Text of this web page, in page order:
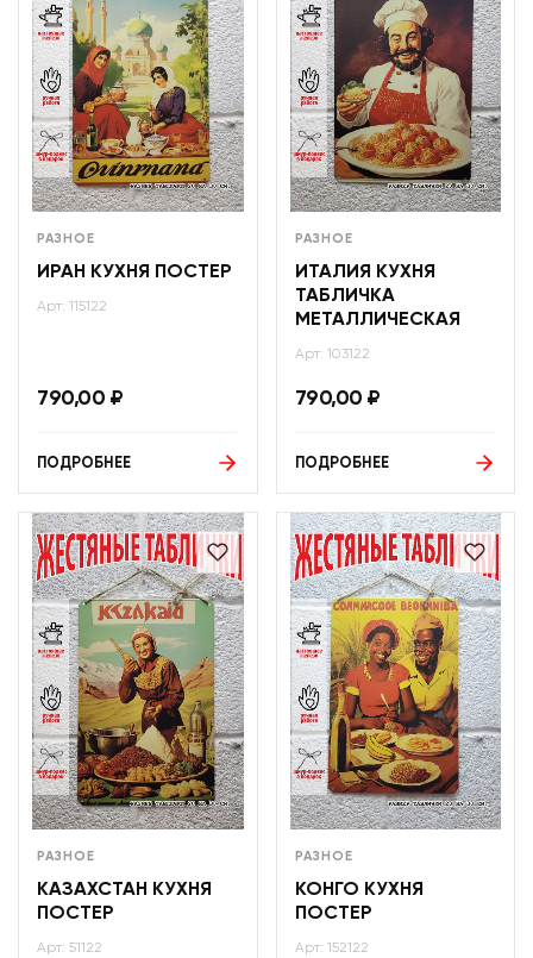
РАЗНОЕ
ИРАН КУХНЯ ПОСТЕР
Арт: 115122
790,00 ₽
ПОДРОБНЕЕ
РАЗНОЕ
ИТАЛИЯ КУХНЯ
ТАБЛИЧКА
МЕТАЛЛИЧЕСКАЯ
Арт: 103122
790,00 ₽
ПОДРОБНЕЕ
РАЗНОЕ
КАЗАХСТАН КУХНЯ
ПОСТЕР
Арт: 51122
РАЗНОЕ
КОНГО КУХНЯ
ПОСТЕР
Арт: 152122